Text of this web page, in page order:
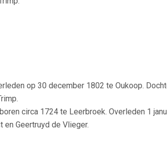
op 30 december 1802 te Oukoop.
circa 1724 te Leerbroek. Overleden 1
en Geertruyd de Vlieger.